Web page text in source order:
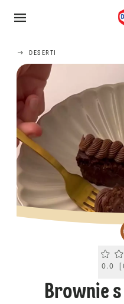
DESERTI
0.0
Brownie